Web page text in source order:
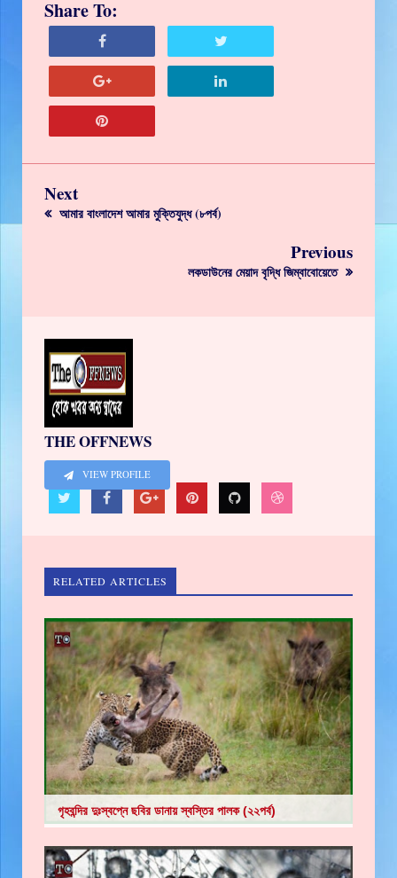
Share To:
Next
আমার বাংলাদেশ আমার মুক্তিযুদ্ধ (৮পর্ব)
Previous
লকডাউনের মেয়াদ বৃদ্ধি জিম্বাবোয়েতে
THE OFFNEWS
VIEW PROFILE
RELATED ARTICLES
গৃহবন্দির দুঃস্বপ্নে ছবির ডানায় স্বস্তির পালক (২২পর্ব)